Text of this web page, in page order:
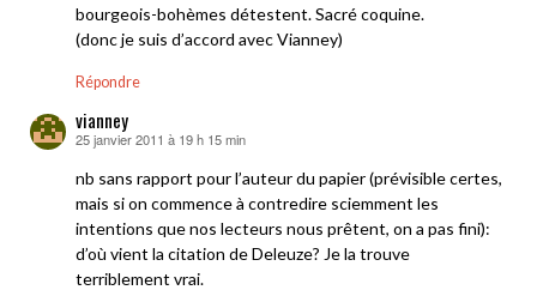
bourgeois-bohèmes détestent. Sacré coquine.
(donc je suis d’accord avec Vianney)
Répondre
vianney
dit :
25 janvier 2011 à 19 h 15 min
nb sans rapport pour l’auteur du papier (prévisible certes,
mais si on commence à contredire sciemment les
intentions que nos lecteurs nous prêtent, on a pas fini):
d’où vient la citation de Deleuze? Je la trouve
terriblement vrai.